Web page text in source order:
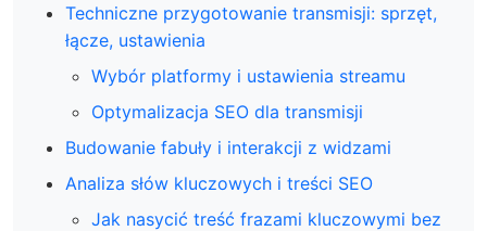
Techniczne przygotowanie transmisji: sprzęt,
łącze, ustawienia
Wybór platformy i ustawienia streamu
Optymalizacja SEO dla transmisji
Budowanie fabuły i interakcji z widzami
Analiza słów kluczowych i treści SEO
Jak nasycić treść frazami kluczowymi bez